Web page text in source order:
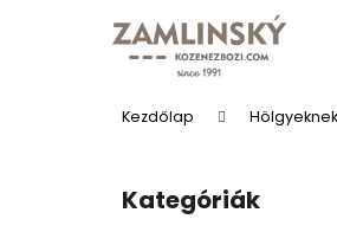
Kezdőlap Hölgyeknek
Kategóriák
átugrása
Kategóriák
Vissza
Vissza